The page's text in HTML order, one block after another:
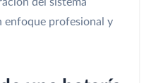
enfoque profesional y